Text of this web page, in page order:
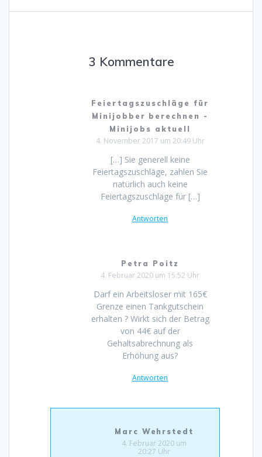
3 Kommentare
Feiertagszuschläge für
Minijobber berechnen -
Minijobs aktuell
4. November 2017 um 20:49 Uhr
[…] Sie generell keine
Feiertagszuschläge, zahlen Sie
natürlich auch keine
Feiertagszuschläge für […]
Antworten
Petra Poitz
4. Februar 2020 um 15:52 Uhr
Darf ein Arbeitsloser mit 165€
Grenze einen Tankgutschein
erhalten ? Wirkt sich der Betrag
von 44€ auf der
Gehaltsabrechnung als
Erhöhung aus?
Antworten
Marc Wehrstedt
4. Februar 2020 um
20:27 Uhr